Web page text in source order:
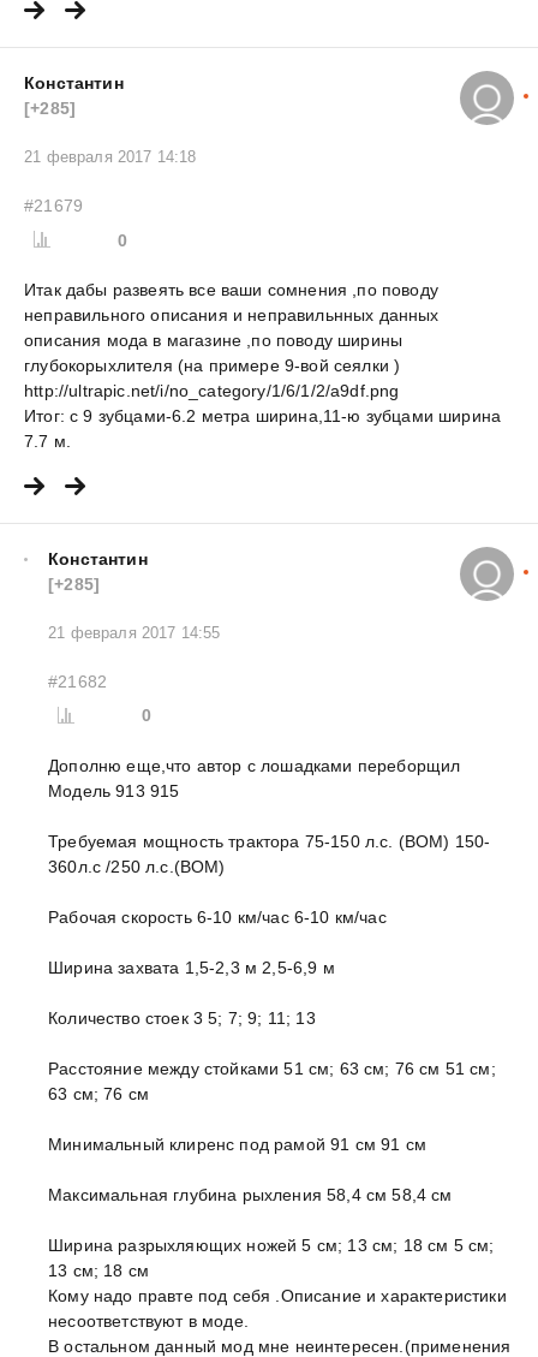
Константин
[+285]
21 февраля 2017 14:18
#21679
0
Итак дабы развеять все ваши сомнения ,по поводу
неправильного описания и неправильнных данных
описания мода в магазине ,по поводу ширины
глубокорыхлителя (на примере 9-вой сеялки )
http://ultrapic.net/i/no_category/1/6/1/2/a9df.png
Итог: с 9 зубцами-6.2 метра ширина,11-ю зубцами ширина
7.7 м.
Константин
[+285]
21 февраля 2017 14:55
#21682
0
Дополню еще,что автор с лошадками переборщил
Модель 913 915
Требуемая мощность трактора 75-150 л.с. (ВОМ) 150-
360л.с /250 л.с.(ВОМ)
Рабочая скорость 6-10 км/час 6-10 км/час
Ширина захвата 1,5-2,3 м 2,5-6,9 м
Количество стоек 3 5; 7; 9; 11; 13
Расстояние между стойками 51 см; 63 см; 76 см 51 см;
63 см; 76 см
Минимальный клиренс под рамой 91 см 91 см
Максимальная глубина рыхления 58,4 см 58,4 см
Ширина разрыхляющих ножей 5 см; 13 см; 18 см 5 см;
13 см; 18 см
Кому надо правте под себя .Описание и характеристики
несоответствуют в моде.
В остальном данный мод мне неинтересен.(применения